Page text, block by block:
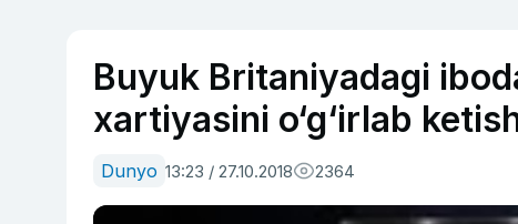
Buyuk Britaniyadagi
xartiyasini o‘g‘irlab
Dunyo 13:23 / 27.10.2018 2364